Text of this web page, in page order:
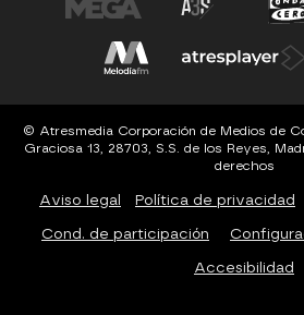
© Atresmedia Corporación de Medios de
Graciosa 13, 28703, S.S. de los Reyes,
derechos
Aviso legal Política de privacidad
Cond. de participación
Accesibilidad